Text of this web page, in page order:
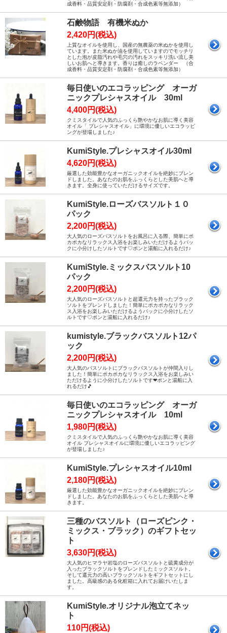
成香料・品質安定剤・防腐剤・合成色素等無添加）
石鹸物語 有機米ぬか
2,420円(税込)
上質なオイルを使用し、国産の無農薬の米ぬかを使用し
ています。また米ぬか油を使用していますのでモッチリ
とした泡が皮脂汚れや毛穴の汚れをスッキリ洗い流し美
しいお肌へと導きます。香りは癒しのラベンダー （合
成香料・品質安定剤・防腐剤・合成色素等無添加）
毎日使いのエコラッピング オーガ
ニックプレシャスオイル 30ml
4,400円(税込)
クミスタイルで人気のふっくら艶やかなお肌に導く美容
オイル「 プレシャスオイル」に環境に優しいエコラッピ
ングが登場しました♪
KumiStyle.プレシャスオイル30ml
4,620円(税込)
厳選した効能豊かなオーガニックオイルを絶妙にブレン
ドしました。あなたのお肌をふっくらとした美肌へと導
きます。全身に使っていただけるサイズです。
KumiStyle.ローズバスソルト１０
パック
2,200円(税込)
大人気のローズバスソルトをお風呂に入る際、簡単にポ
カポカなリラックス入浴をお楽しみいただけるようパッ
クに小分けしたソルトです♡ポンと湯船に入れるだけ♪
KumiStyle.ミックスバスソルト10
パック
2,200円(税込)
大人気のローズバスソルトと超還元力を持ったブラック
ソルトをブレンドしました！簡単にポカポカなリラック
ス入浴をお楽しみいただけるようパックに小分けしたソ
ルトです♡ポンと湯船に入れるだけ♪
kumistyle.ブラックバスソルト12パ
ック
2,200円(税込)
大人気のバスソルトにブラックバスソルトが仲間入りし
ました！簡単にポカポカなリラックス入浴をお楽しみい
ただけるように小分けしたソルトです❤ポンと湯船に入
れるだけ🎵
毎日使いのエコラッピング オーガ
ニックプレシャスオイル 10ml
1,980円(税込)
クミスタイルで人気のふっくら艶やかなお肌に導く美容
オイル プレシャスオイルに環境に優しいエコラッピング
が登場しました♪
KumiStyle.プレシャスオイル10ml
2,180円(税込)
厳選した効能豊かなオーガニックオイルを絶妙にブレン
ドしました。あなたのお肌をふっくらとした美肌へと導
きます。
三種のバスソルト（ローズピンク・
ミックス・ブラック）のギフトセッ
ト
3,630円(税込)
大人気のヒマラヤ岩塩のローズバスソルトと硫黄成分が
入ったブラックソルトをブレンドしたミックスソルト。
そして還元力の高いブラックソルトをギフトセットにし
ました。高級感のある化粧箱に入れてお届けいたしま
す。
KumiStyle.オリジナル泡立てネッ
ト
110円(税込)